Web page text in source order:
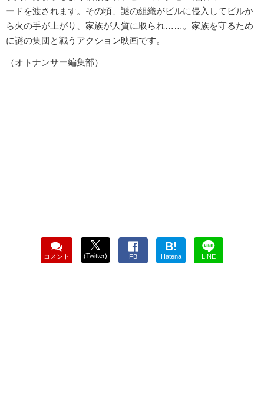
ードを渡されます。その頃、謎の組織がビルに侵入してビルか
ら火の手が上がり、家族が人質に取られ……。家族を守るため
に謎の集団と戦うアクション映画です。
（オトナンサー編集部）
コメント (Twitter) FB
B!
Hatena LINE